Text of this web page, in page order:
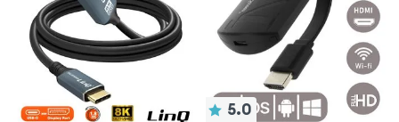
5.0